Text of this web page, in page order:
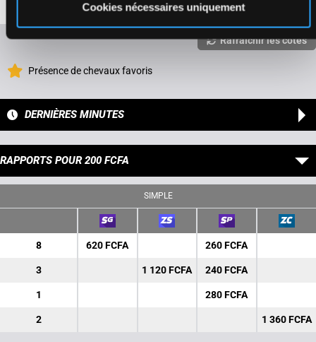
Cookies nécessaires uniquement
Rafraîchir les cotes
Présence de chevaux favoris
DERNIÈRES MINUTES
RAPPORTS POUR 200 FCFA
SIMPLE
8 620 FCFA 260 FCFA
3 1 120 FCFA 240 FCFA
1 280 FCFA
2 1 360 FCFA